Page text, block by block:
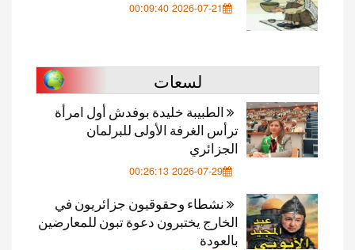
2026-07-21 00:09:40
لسعات
الطبيبة خليدة بوفدش أول امرأة
ترأس الغرفة الأولى للبرلمان
الجزائري
2026-07-29 00:26:13
نشطاء وحقوقيون جزائريون في
الخارج يختبرون دعوة تبون للمعارضين
بالعودة